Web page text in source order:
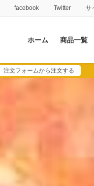
facebook Twitter サ
ホーム 商品一覧
注文フォームから注文する